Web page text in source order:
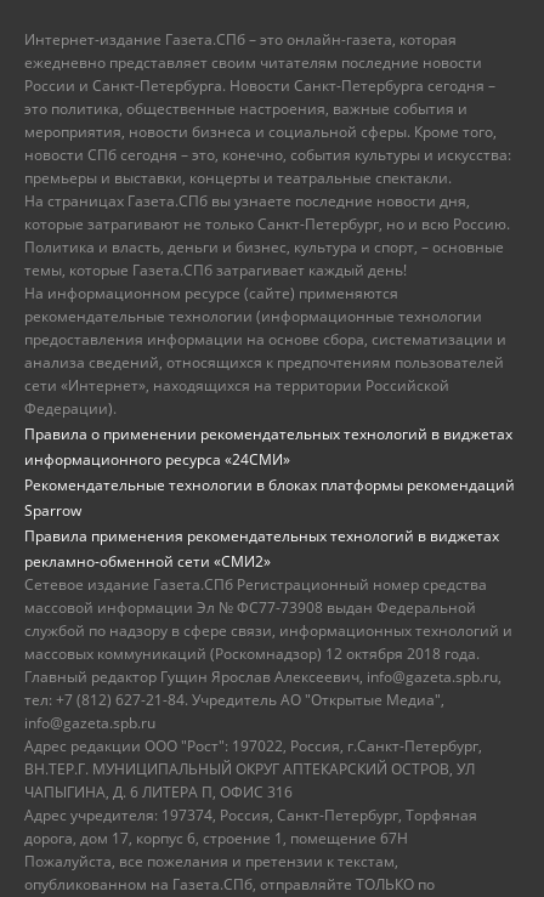
Интернет-издание Газета.СПб – это онлайн-газета, которая
ежедневно представляет своим читателям последние новости
России и Санкт-Петербурга. Новости Санкт-Петербурга сегодня –
это политика, общественные настроения, важные события и
мероприятия, новости бизнеса и социальной сферы. Кроме того,
новости СПб сегодня – это, конечно, события культуры и искусства:
премьеры и выставки, концерты и театральные спектакли.
На страницах Газета.СПб вы узнаете последние новости дня,
которые затрагивают не только Санкт-Петербург, но и всю Россию.
Политика и власть, деньги и бизнес, культура и спорт, – основные
темы, которые Газета.СПб затрагивает каждый день!
На информационном ресурсе (сайте) применяются
рекомендательные технологии (информационные технологии
предоставления информации на основе сбора, систематизации и
анализа сведений, относящихся к предпочтениям пользователей
сети «Интернет», находящихся на территории Российской
Федерации).
Правила о применении рекомендательных технологий в виджетах
информационного ресурса «24СМИ»
Рекомендательные технологии в блоках платформы рекомендаций
Sparrow
Правила применения рекомендательных технологий в виджетах
рекламно-обменной сети «СМИ2»
Сетевое издание Газета.СПб Регистрационный номер средства
массовой информации Эл № ФС77-73908 выдан Федеральной
службой по надзору в сфере связи, информационных технологий и
массовых коммуникаций (Роскомнадзор) 12 октября 2018 года.
Главный редактор Гущин Ярослав Алексеевич, info@gazeta.spb.ru,
тел: +7 (812) 627-21-84. Учредитель АО "Открытые Медиа",
info@gazeta.spb.ru
Адрес редакции ООО "Рост": 197022, Россия, г.Санкт-Петербург,
ВН.ТЕР.Г. МУНИЦИПАЛЬНЫЙ ОКРУГ АПТЕКАРСКИЙ ОСТРОВ, УЛ
ЧАПЫГИНА, Д. 6 ЛИТЕРА П, ОФИС 316
Адрес учредителя: 197374, Россия, Санкт-Петербург, Торфяная
дорога, дом 17, корпус 6, строение 1, помещение 67Н
Пожалуйста, все пожелания и претензии к текстам,
опубликованном на Газета.СПб, отправляйте ТОЛЬКО по